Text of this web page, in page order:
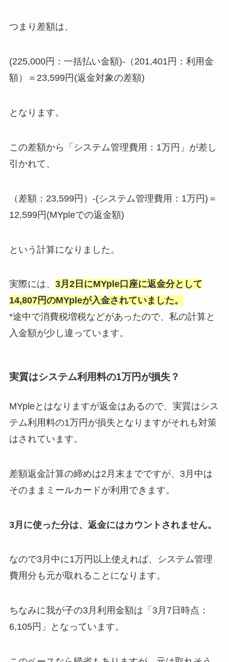
つまり差額は、
(225,000円：一括払い金額)-（201,401円：利用金
額）＝23,599円(返金対象の差額)
となります。
この差額から「システム管理費用：1万円」が差し
引かれて、
（差額：23,599円）-(システム管理費用：1万円)＝
12,599円(MYpleでの返金額)
という計算になりました。
実際には、 3月2日にMYple口座に返金分として
14,807円のMYpleが入金されていました。
*途中で消費税増税などがあったので、私の計算と
入金額が少し違っています。
実質はシステム利用料の1万円が損失？
MYpleとはなりますが返金はあるので、実質はシス
テム利用料の1万円が損失となりますがそれも対策
はされています。
差額返金計算の締めは2月末までですが、3月中は
そのままミールカードが利用できます。
3月に使った分は、返金にはカウントされません。
なので3月中に1万円以上使えれば、システム管理
費用分も元が取れることになります。
ちなみに我が子の3月利用金額は「3月7日時点：
6,105円」となっています。